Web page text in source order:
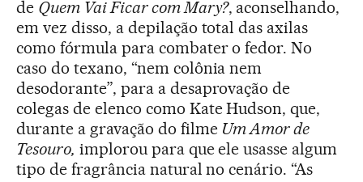
de Quem Vai Ficar com Mary?, aconselhando,
em vez disso, a depilação total das axilas
como fórmula para combater o fedor. No
caso do texano, “nem colônia nem
desodorante”, para a desaprovação de
colegas de elenco como Kate Hudson, que,
durante a gravação do filme Um Amor de
Tesouro, implorou para que ele usasse algum
tipo de fragrância natural no cenário. “As